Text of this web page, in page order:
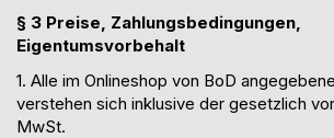
§ 3 Preise, Zahlungsbedingungen,
Eigentumsvorbehalt
1. Alle im Onlineshop von BoD
verstehen sich inklusive der gesetzlich
MwSt.